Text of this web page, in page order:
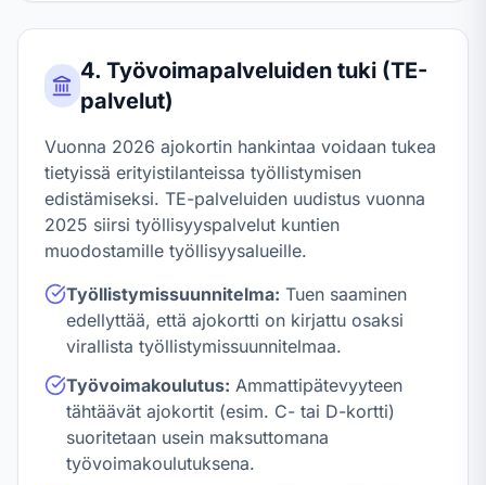
4. Työvoimapalveluiden tuki (TE-
palvelut)
Vuonna 2026 ajokortin hankintaa voidaan tukea
tietyissä erityistilanteissa työllistymisen
edistämiseksi. TE-palveluiden uudistus vuonna
2025 siirsi työllisyyspalvelut kuntien
muodostamille työllisyysalueille.
Työllistymissuunnitelma: Tuen saaminen
edellyttää, että ajokortti on kirjattu osaksi
virallista työllistymissuunnitelmaa.
Työvoimakoulutus: Ammattipätevyyteen
tähtäävät ajokortit (esim. C- tai D-kortti)
suoritetaan usein maksuttomana
työvoimakoulutuksena.